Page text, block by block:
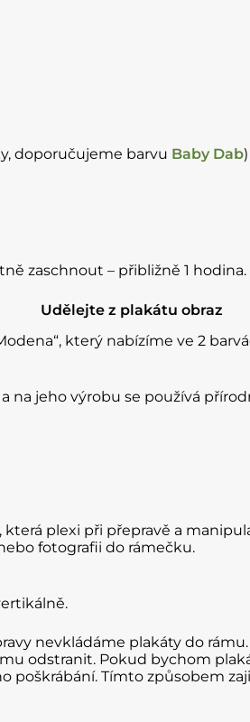
doporučujeme barvu Baby Dab)
zaschnout – přibližně 1 hodina.
Udělejte z plakátu obraz
který nabízíme ve 2
na jeho výrobu se používá
plexi při přepravě a
fotografii do rámečku.
nevkládáme plakáty do
odstranit. Pokud bychom
poškrábání. Tímto způsobem